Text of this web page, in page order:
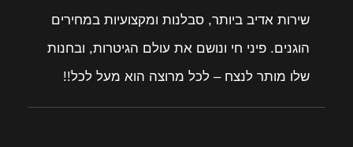
שירות אדיב ביותר, סבלנות ומקצועיות במחירים
הוגנים. פיני חי ונושם את עולם הגיטרות, ובחנות
שלו מותר לנצח – לכל מרוצה הוא מעל לכל!!